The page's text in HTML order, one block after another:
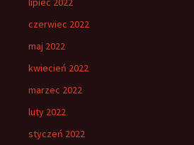
czerwiec 2022
maj 2022
kwiecień 2022
marzec 2022
luty 2022
styczeń 2022